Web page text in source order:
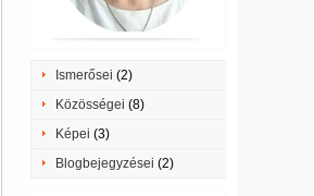
Ismerősei (2)
Közösségei (8)
Képei (3)
Blogbejegyzései (2)